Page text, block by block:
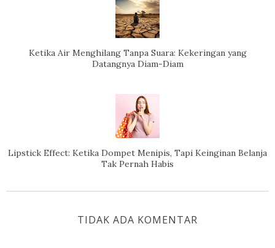
Ketika Air Menghilang Tanpa Suara: Kekeringan yang
Datangnya Diam-Diam
Lipstick Effect: Ketika Dompet Menipis, Tapi Keinginan Belanja
Tak Pernah Habis
TIDAK ADA KOMENTAR